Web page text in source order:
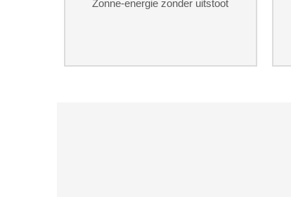
Zonne-energie zonder uitstoot